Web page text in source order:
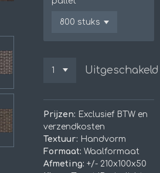
Uitgeschakeld
Prijzen: Exclusief BTW en
verzendkosten
Textuur: Handvorm
Formaat: Waalformaat
Afmeting: +/- 210x100x50